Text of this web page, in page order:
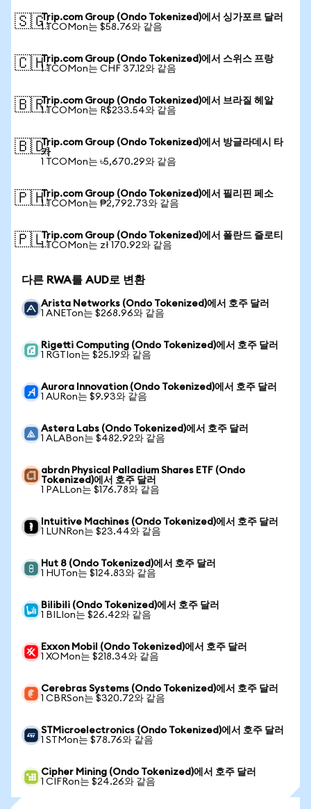
🇸🇬Trip.com Group (Ondo Tokenized)에서 싱가포르 달러
1 TCOMon는 $58.76와 같음
🇨🇭Trip.com Group (Ondo Tokenized)에서 스위스 프랑
1 TCOMon는 CHF 37.12와 같음
🇧🇷Trip.com Group (Ondo Tokenized)에서 브라질 헤알
1 TCOMon는 R$233.54와 같음
🇧🇩Trip.com Group (Ondo Tokenized)에서 방글라데시 타
카
1 TCOMon는 ৳5,670.29와 같음
🇵🇭Trip.com Group (Ondo Tokenized)에서 필리핀 페소
1 TCOMon는 ₱2,792.73와 같음
🇵🇱Trip.com Group (Ondo Tokenized)에서 폴란드 즐로티
1 TCOMon는 zł 170.92와 같음
다른 RWA를 AUD로 변환
Arista Networks (Ondo Tokenized)에서 호주 달러
1 ANETon는 $268.96와 같음
Rigetti Computing (Ondo Tokenized)에서 호주 달러
1 RGTIon는 $25.19와 같음
Aurora Innovation (Ondo Tokenized)에서 호주 달러
1 AURon는 $9.93와 같음
Astera Labs (Ondo Tokenized)에서 호주 달러
1 ALABon는 $482.92와 같음
abrdn Physical Palladium Shares ETF (Ondo
Tokenized)에서 호주 달러
1 PALLon는 $176.78와 같음
Intuitive Machines (Ondo Tokenized)에서 호주 달러
1 LUNRon는 $23.44와 같음
Hut 8 (Ondo Tokenized)에서 호주 달러
1 HUTon는 $124.83와 같음
Bilibili (Ondo Tokenized)에서 호주 달러
1 BILIon는 $26.42와 같음
Exxon Mobil (Ondo Tokenized)에서 호주 달러
1 XOMon는 $218.34와 같음
Cerebras Systems (Ondo Tokenized)에서 호주 달러
1 CBRSon는 $320.72와 같음
STMicroelectronics (Ondo Tokenized)에서 호주 달러
1 STMon는 $78.76와 같음
Cipher Mining (Ondo Tokenized)에서 호주 달러
1 CIFRon는 $24.26와 같음